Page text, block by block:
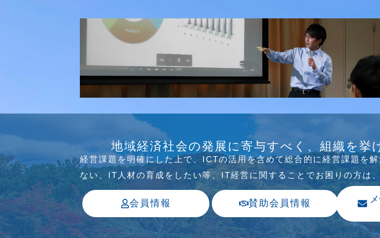
介護ソリューション研究会、WEB/SNS研究会を行
っています
地域経済社会の発展に寄与すべく、組織を挙
経営課題を明確にした上で、ICTの活⽤を含めて総合的に経営課題を
ない、IT⼈材の育成をしたい等、IT経営に関することでお困りの⽅は
会員情報 賛助会員情報